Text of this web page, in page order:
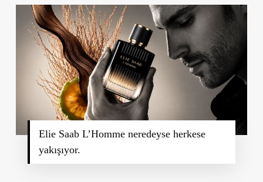
Elie Saab L’Homme neredeyse herkese
yakışıyor.